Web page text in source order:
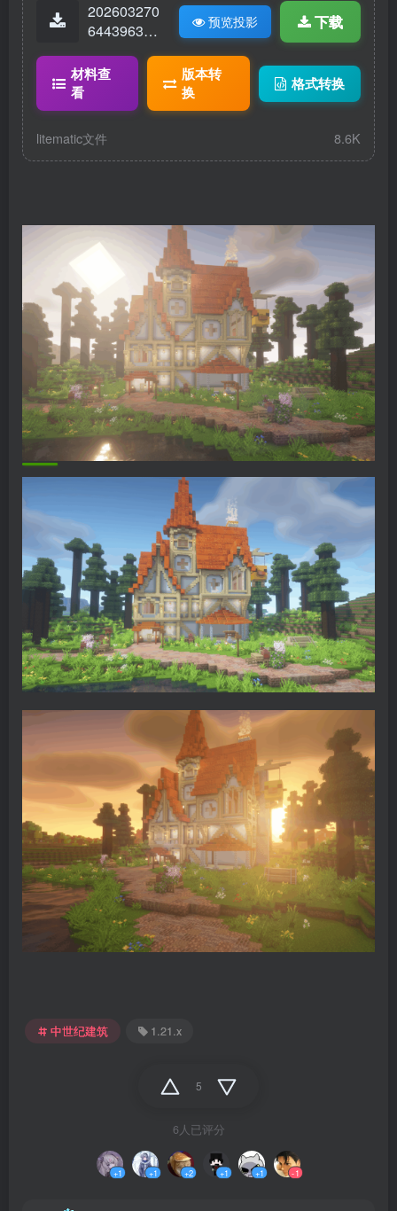
202603270
64439630-
016—小黄
syxr.litemati
预览投影 下载
材料查
看
版本转
换
格式转换
litematic文件 8.6K
中世纪建筑 1.21.x
5
6人已评分
+1 +1 +2 +1 +1 -1